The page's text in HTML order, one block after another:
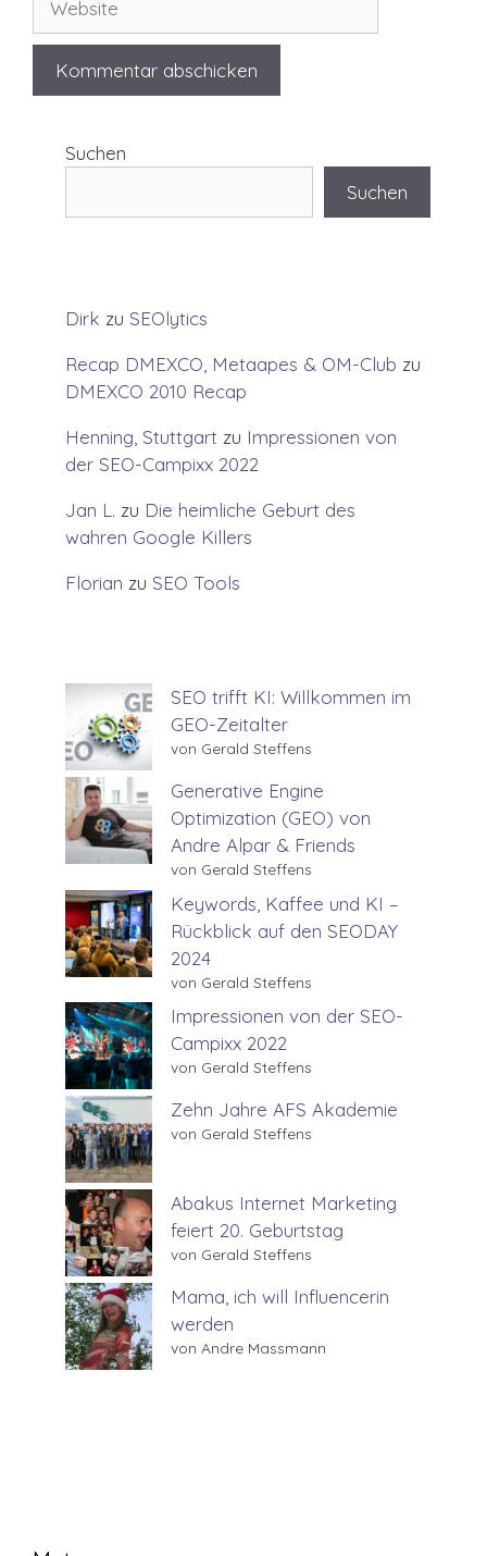
Suchen
Suchen
Dirk zu SEOlytics
Recap DMEXCO, Metaapes & OM-Club zu
DMEXCO 2010 Recap
Henning, Stuttgart zu Impressionen von
der SEO-Campixx 2022
Jan L. zu Die heimliche Geburt des
wahren Google Killers
Florian zu SEO Tools
SEO trifft KI: Willkommen im
GEO-Zeitalter
von Gerald Steffens
Generative Engine
Optimization (GEO) von
Andre Alpar & Friends
von Gerald Steffens
Keywords, Kaffee und KI –
Rückblick auf den SEODAY
2024
von Gerald Steffens
Impressionen von der SEO-
Campixx 2022
von Gerald Steffens
Zehn Jahre AFS Akademie
von Gerald Steffens
Abakus Internet Marketing
feiert 20. Geburtstag
von Gerald Steffens
Mama, ich will Influencerin
werden
von Andre Massmann